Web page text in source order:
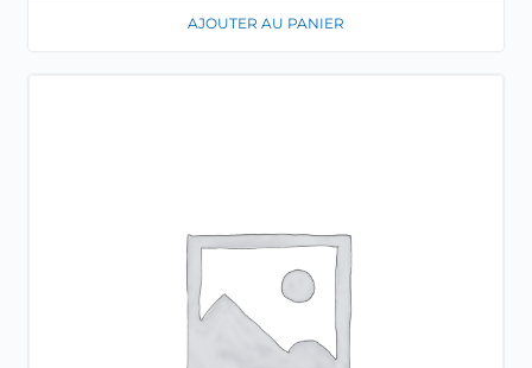
AJOUTER AU PANIER